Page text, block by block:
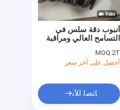
أنبوب دقة سلس في
التسامح العالي ومراقبة
المتاحة الشحن السريع
إلى الموانئ العالمية
MOQ:2T
أحصل على آخر سعر
ﺎﺘﺼﻟ ﺍﻶﻧ